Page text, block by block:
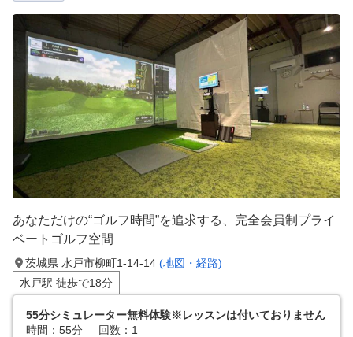
あなただけの“ゴルフ時間”を追求する、完全会員制プライ
ベートゴルフ空間
茨城県 水戸市柳町1-14-14 (地図・経路)
水戸駅 徒歩で18分
55分シミュレーター無料体験※レッスンは付いておりません
時間：55分
回数：1